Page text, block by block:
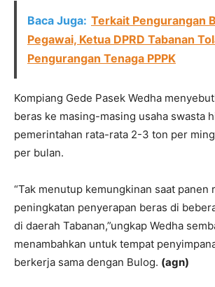
Baca Juga: Terkait Pengurangan
Pegawai, Ketua DPRD Tabanan
Pengurangan Tenaga PPPK
Kompiang Gede Pasek Wedha
beras ke masing-masing usaha swasta
pemerintahan rata-rata 2-3 ton per
per bulan.
“Tak menutup kemungkinan saat panen
peningkatan penyerapan beras di
di daerah Tabanan,”ungkap Wedha
menambahkan untuk tempat
berkerja sama dengan Bulog. (agn)